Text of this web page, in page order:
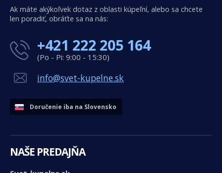
Ak máte akýkoľvek dotaz z oblasti kúpeľní, alebo sa chcete
len poradiť, obráťte sa na nás:
+421 222 205 164
(Po - Pi: 9:00 - 15:30)
info@svet-kupelne.sk
Doručenie iba na Slovensko
NAŠE PREDAJŇA